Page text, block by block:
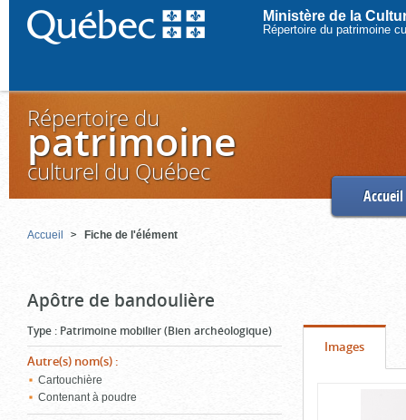
Ministère de la
Répertoire du patrimoine
Répertoire du
patrimoine
culturel du Québec
Accueil
Accueil Fiche de l'élément
Apôtre de bandoulière
Type : Patrimoine mobilier (Bien archéologique)
Autre(s) nom(s) :
Cartouchière
Contenant à poudre
Onglet
Images(cliquer
pour